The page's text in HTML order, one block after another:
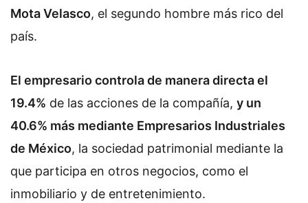
Mota Velasco, el segundo hombre más rico del
país.
El empresario controla de manera directa el
19.4% de las acciones de la compañía, y un
40.6% más mediante Empresarios Industriales
de México, la sociedad patrimonial mediante la
que participa en otros negocios, como el
inmobiliario y de entretenimiento.